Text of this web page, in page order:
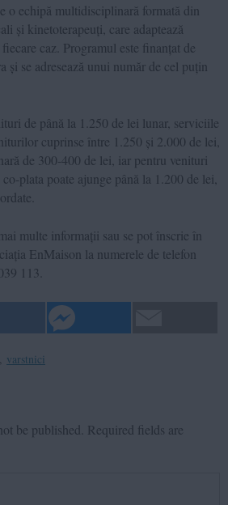
o echipă multidisciplinară formată din
și kinetoterapeuți, care adaptează
caz. Programul este finanțat de
se adresează unui număr de cel puțin
de până la 1.250 de lei lunar, serviciile
cuprinse între 1.250 și 2.000 de lei,
de 300-400 de lei, iar pentru venituri
plata poate ajunge până la 1.200 de lei,
multe informații sau se pot înscrie în
EnMaison la numerele de telefon
113.
varstnici
be published. Required fields are